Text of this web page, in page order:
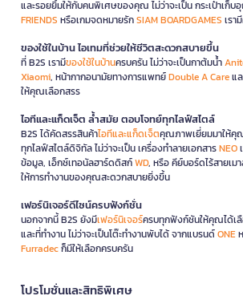
และรอยยิ้มให้กับคนพิเศษของคุณ ไม่ว่าจะเป็น กระเป๋าเก็
FRIENDS หรือเกมจดหมายรักSIAM BOARDGAMES เรา
ของใช้ในบ้าน ไอเทมที่ช่วยให้ชีวิตสะดวกสบายขึ้น
ที่ B2S เรามีของใช้ในบ้านครบครัน ไม่ว่าจะเป็นกาต้มน้ำ
Xiaomi, หน้ากากอนามัยทางการแพทย์Double A Careแ
ให้คุณเลือกสรร
ไอทีและแก็ดเจ็ต ล้ำสมัย ตอบโจทย์ทุกไลฟ์สไตล์
B2S ได้คัดสรรสินค้าไอทีและแก็ดเจ็ตคุณภาพเยี่ยมมาให้คุ
ทุกไลฟ์สไตล์ดิจิทัล ไม่ว่าจะเป็น เครื่องทำลายเอกสารNEO
ข้อมูล, เอ็กซ์เทอนัลฮาร์ดดิสก์WD, หรือ คีย์บอร์ดไร้สายเม
ให้การทำงานของคุณสะดวกสบายยิ่งขึ้น
เฟอร์นิเจอร์ดีไซน์ครบฟังก์ชั่น
นอกจากนี้ B2S ยังมีเฟอร์นิเจอร์ครบทุกฟังก์ชันให้คุณได้เ
และที่ทำงาน ไม่ว่าจะเป็นโต๊ะทำงานพับได้ จากแบรนด์ONE
Furradecก็มีให้เลือกครบครัน
โปรโมชั่นและสิทธิพิเศษ